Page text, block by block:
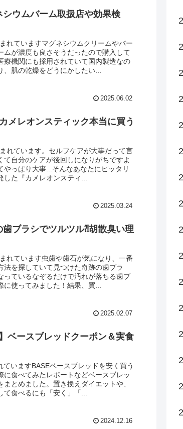
シウムバーム取扱店や効果検
れていますマグネシウムクリームやバー
ムが濃度も良さそうだったので購入して
療機関にも採用されていて国内製造なの
肌の乾燥をどうにかしたい...
2025.06.02
メレオンスティック本当に買う
れています。セルフケアが大事だって言
て自分のケアが後回しになりがちですよ
やっぱり大事...そんなあなたにピッタリ
た『カメレオンスティ...
2025.03.24
歯ブラシでツルツル⁈胡散臭い理
れています虫歯や歯石が気になり、一番
法を探していて見つけた奇跡の歯ブラ
っているなぞるだけで汚れが落ちる歯ブ
に使ってみました！結果、買...
2025.02.07
ベースブレッドクーポン＆実食
いますBASEベースブレッドを安く買う
に食べてみたレポートなどベースブレッ
まとめました。置き換えダイエットや、
て食べるにも「安く」「...
2024.12.16